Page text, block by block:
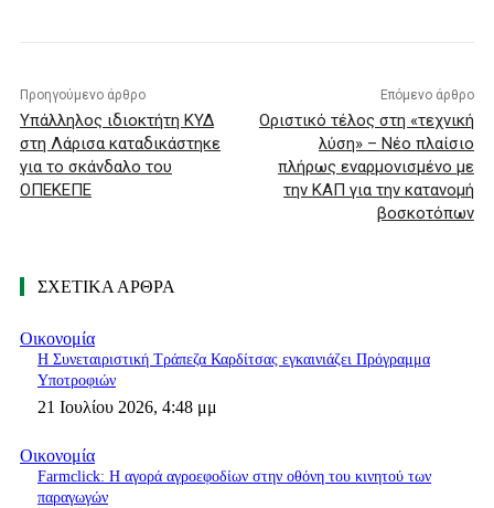
Προηγούμενο άρθρο
Υπάλληλος ιδιοκτήτη ΚΥΔ
στη Λάρισα καταδικάστηκε
για το σκάνδαλο του
ΟΠΕΚΕΠΕ
Επόμενο άρθρο
Οριστικό τέλος στη «τεχνική
λύση» – Νέο πλαίσιο
πλήρως εναρμονισμένο με
την ΚΑΠ για την κατανομή
βοσκοτόπων
ΣΧΕΤΙΚΑ ΑΡΘΡΑ
Οικονομία
Η Συνεταιριστική Τράπεζα Καρδίτσας εγκαινιάζει Πρόγραμμα
Υποτροφιών
21 Ιουλίου 2026, 4:48 μμ
Οικονομία
Farmclick: Η αγορά αγροεφοδίων στην οθόνη του κινητού των
παραγωγών